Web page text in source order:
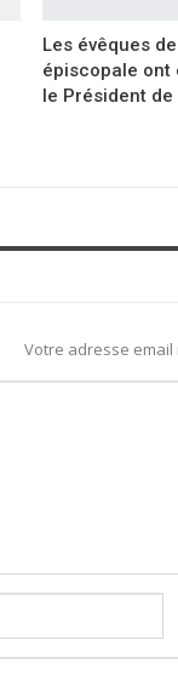
Les évêques
épiscopale ont
le Président de
Votre adresse